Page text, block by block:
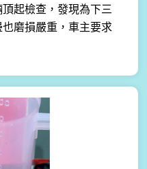
起檢查，發現為下三
磨損嚴重，車主要求